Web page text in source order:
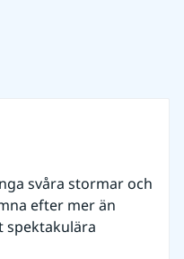
svåra stormar och
efter mer än
spektakulära